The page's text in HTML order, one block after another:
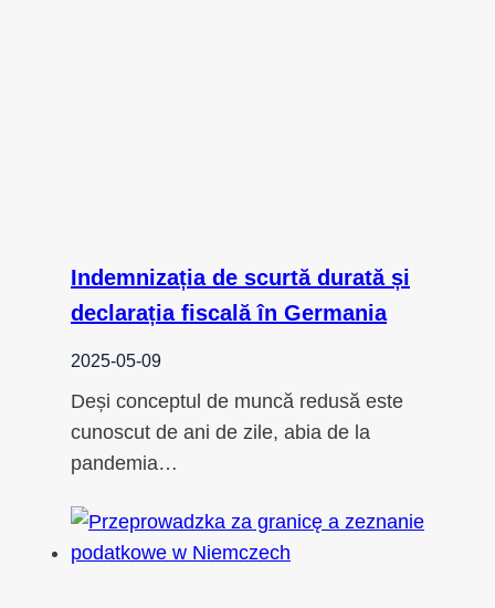
Indemnizația de scurtă durată și
declarația fiscală în Germania
2025-05-09
Deși conceptul de muncă redusă este
cunoscut de ani de zile, abia de la
pandemia…